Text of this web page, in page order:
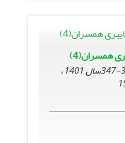
همسران(4)
دوره 31، فروردین تا تیرماه344-345-346-347سال 1401 ،